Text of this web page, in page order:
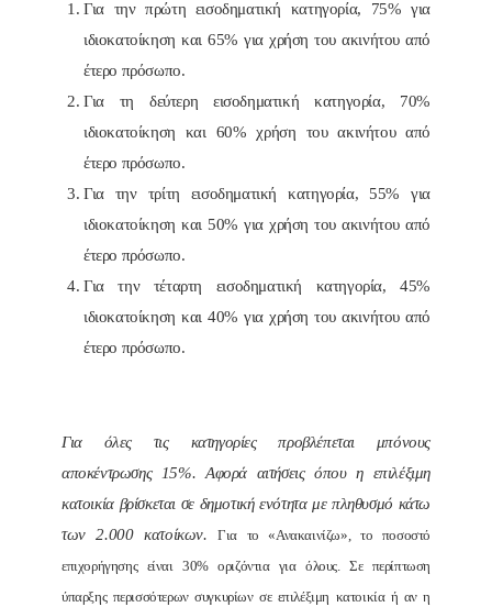
Για την πρώτη εισοδηματική κατηγορία, 75% για
ιδιοκατοίκηση και 65% για χρήση του ακινήτου από
έτερο πρόσωπο.
Για τη δεύτερη εισοδηματική κατηγορία, 70%
ιδιοκατοίκηση και 60% χρήση του ακινήτου από
έτερο πρόσωπο.
Για την τρίτη εισοδηματική κατηγορία, 55% για
ιδιοκατοίκηση και 50% για χρήση του ακινήτου από
έτερο πρόσωπο.
Για την τέταρτη εισοδηματική κατηγορία, 45%
ιδιοκατοίκηση και 40% για χρήση του ακινήτου από
έτερο πρόσωπο.
Για όλες τις κατηγορίες προβλέπεται μπόνους
αποκέντρωσης 15%. Αφορά αιτήσεις όπου η επιλέξιμη
κατοικία βρίσκεται σε δημοτική ενότητα με πληθυσμό κάτω
των 2.000 κατοίκων.Για το «Ανακαινίζω», το ποσοστό
επιχορήγησης είναι 30% οριζόντια για όλους. Σε περίπτωση
ύπαρξης περισσότερων συγκυρίων σε επιλέξιμη κατοικία ή αν η